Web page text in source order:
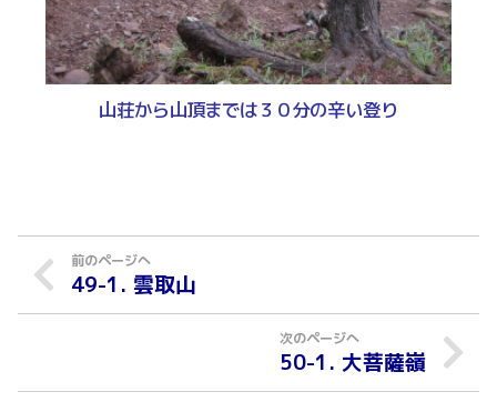
山荘から山頂までは３０分の辛い登り
49-1. 雲取山
50-1. 大菩薩嶺